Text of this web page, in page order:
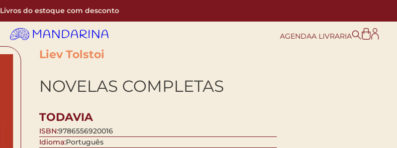
Livros do estoque com desconto
AGENDAA LIVRARIA
Liev Tolstoi
NOVELAS COMPLETAS
TODAVIA
ISBN:9786556920016
Idioma:Português